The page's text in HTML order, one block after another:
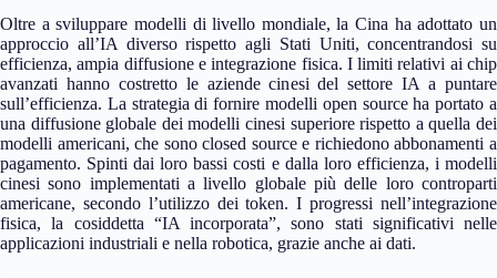
Oltre a sviluppare modelli di livello mondiale, la Cina ha adottato un
approccio all’IA diverso rispetto agli Stati Uniti, concentrandosi su
efficienza, ampia diffusione e integrazione fisica. I limiti relativi ai chip
avanzati hanno costretto le aziende cinesi del settore IA a puntare
sull’efficienza. La strategia di fornire modelli open source ha portato a
una diffusione globale dei modelli cinesi superiore rispetto a quella dei
modelli americani, che sono closed source e richiedono abbonamenti a
pagamento. Spinti dai loro bassi costi e dalla loro efficienza, i modelli
cinesi sono implementati a livello globale più delle loro controparti
americane, secondo l’utilizzo dei token. I progressi nell’integrazione
fisica, la cosiddetta “IA incorporata”, sono stati significativi nelle
applicazioni industriali e nella robotica, grazie anche ai dati.